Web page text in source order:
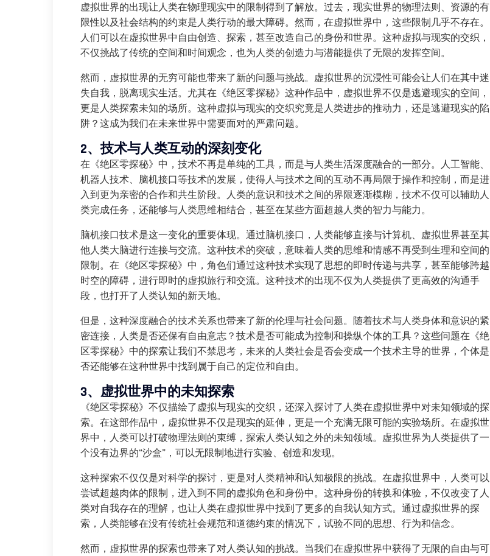
虚拟世界的出现让人类在物理现实中的限制得到了解放。过去，现实世界的物理法则、资源的有
限性以及社会结构的约束是人类行动的最大障碍。然而，在虚拟世界中，这些限制几乎不存在。
人们可以在虚拟世界中自由创造、探索，甚至改造自己的身份和世界。这种虚拟与现实的交织，
不仅挑战了传统的空间和时间观念，也为人类的创造力与潜能提供了无限的发挥空间。
然而，虚拟世界的无穷可能也带来了新的问题与挑战。虚拟世界的沉浸性可能会让人们在其中迷
失自我，脱离现实生活。尤其在《绝区零探秘》这种作品中，虚拟世界不仅是逃避现实的空间，
更是人类探索未知的场所。这种虚拟与现实的交织究竟是人类进步的推动力，还是逃避现实的陷
阱？这成为我们在未来世界中需要面对的严肃问题。
2、技术与人类互动的深刻变化
在《绝区零探秘》中，技术不再是单纯的工具，而是与人类生活深度融合的一部分。人工智能、
机器人技术、脑机接口等技术的发展，使得人与技术之间的互动不再局限于操作和控制，而是进
入到更为亲密的合作和共生阶段。人类的意识和技术之间的界限逐渐模糊，技术不仅可以辅助人
类完成任务，还能够与人类思维相结合，甚至在某些方面超越人类的智力与能力。
脑机接口技术是这一变化的重要体现。通过脑机接口，人类能够直接与计算机、虚拟世界甚至其
他人类大脑进行连接与交流。这种技术的突破，意味着人类的思维和情感不再受到生理和空间的
限制。在《绝区零探秘》中，角色们通过这种技术实现了思想的即时传递与共享，甚至能够跨越
时空的障碍，进行即时的虚拟旅行和交流。这种技术的出现不仅为人类提供了更高效的沟通手
段，也打开了人类认知的新天地。
但是，这种深度融合的技术关系也带来了新的伦理与社会问题。随着技术与人类身体和意识的紧
密连接，人类是否还保有自由意志？技术是否可能成为控制和操纵个体的工具？这些问题在《绝
区零探秘》中的探索让我们不禁思考，未来的人类社会是否会变成一个技术主导的世界，个体是
否还能够在这种世界中找到属于自己的定位和自由。
3、虚拟世界中的未知探索
《绝区零探秘》不仅描绘了虚拟与现实的交织，还深入探讨了人类在虚拟世界中对未知领域的探
索。在这部作品中，虚拟世界不仅是现实的延伸，更是一个充满无限可能的实验场所。在虚拟世
界中，人类可以打破物理法则的束缚，探索人类认知之外的未知领域。虚拟世界为人类提供了一
个没有边界的“沙盒”，可以无限制地进行实验、创造和发现。
这种探索不仅仅是对科学的探讨，更是对人类精神和认知极限的挑战。在虚拟世界中，人类可以
尝试超越肉体的限制，进入到不同的虚拟角色和身份中。这种身份的转换和体验，不仅改变了人
类对自我存在的理解，也让人类在虚拟世界中找到了更多的自我认知方式。通过虚拟世界的探
索，人类能够在没有传统社会规范和道德约束的情况下，试验不同的思想、行为和信念。
然而，虚拟世界的探索也带来了对人类认知的挑战。当我们在虚拟世界中获得了无限的自由与可